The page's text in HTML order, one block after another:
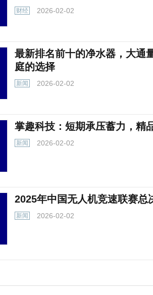
财经 2026-02-02
最新排名前十的净水器，大通
庭的选择
新闻 2026-02-02
掌趣科技：短期承压蓄力，精
新闻 2026-02-02
2025年中国无人机竞速联赛总
新闻 2026-02-02